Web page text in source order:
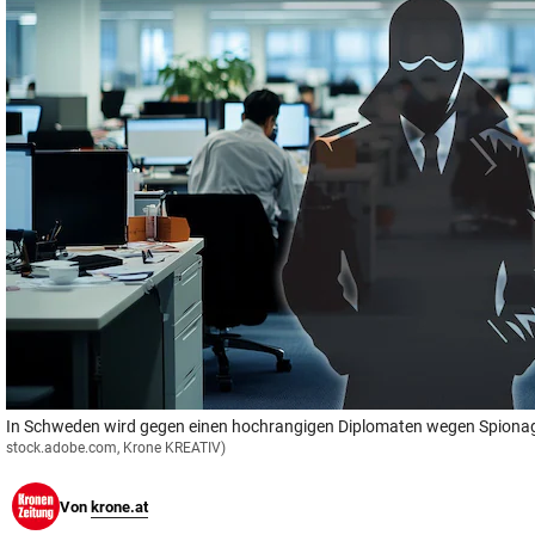
© Krone Multimedia GmbH & Co KG 2026
Muthgasse 2, 1190 Wien
In Schweden wird gegen einen hochrangigen Diplomaten wegen
stock.adobe.com, Krone KREATIV)
Von krone.at